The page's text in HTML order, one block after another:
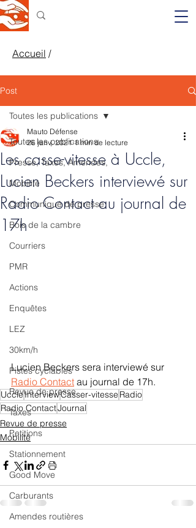
Accueil /
Post
Toutes les publications
Presse, Taxes, Amendes,
Mobilité
Communiqué de presse
Bois de la cambre
Courriers
PMR
Actions
Enquêtes
LEZ
30km/h
Pistes cyclables
Revue de presse
Taxes
Petitions
Stationnement
Good Move
Carburants
Amendes routières
Toutes les publications
Les casse-vitesse à Uccle,
Lucien Beckers interviewé sur
Radio Contact au journal de
17h
Mauto Défense
26 janv. 2021 1 min de lecture
Lucien Beckers sera interviewé sur
Radio Contact au journal de 17h.
UccleInterviewCasser-vitesse Radio
Radio ContactJournal
Revue de presse
Mobilité